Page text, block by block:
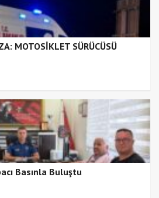
MOTOSİKLET SÜRÜCÜSÜ
Basınla Buluştu